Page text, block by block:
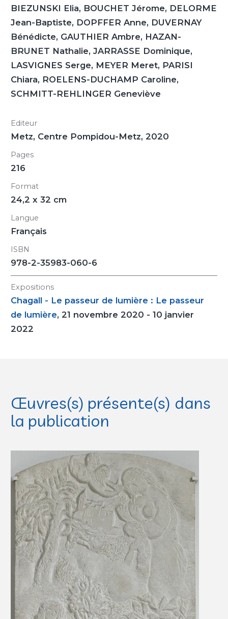
BIEZUNSKI Elia, BOUCHET Jérome, DELORME
Jean-Baptiste, DOPFFER Anne, DUVERNAY
Bénédicte, GAUTHIER Ambre, HAZAN-
BRUNET Nathalie, JARRASSE Dominique,
LASVIGNES Serge, MEYER Meret, PARISI
Chiara, ROELENS-DUCHAMP Caroline,
SCHMITT-REHLINGER Geneviève
Editeur
Metz, Centre Pompidou-Metz, 2020
Pages
216
Format
24,2 x 32 cm
Langue
Français
ISBN
978-2-35983-060-6
Expositions
Chagall - Le passeur de lumière : Le passeur
de lumière, 21 novembre 2020 - 10 janvier
2022
Œuvres(s) présente(s) dans
la publication